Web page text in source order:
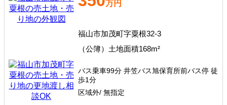
万円
福山市加茂町字粟根32-3
（公簿）土地面積168m²
バス乗車99分 井笠バス旭保育所前バス停 徒
歩1分
区域外/ 無指定